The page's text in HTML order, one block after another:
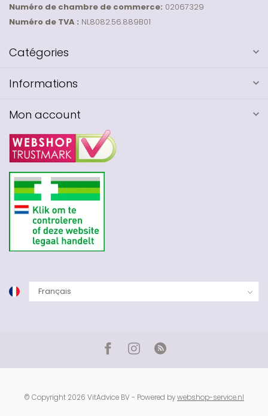
Numéro de chambre de commerce: 02067329
Numéro de TVA : NL8082.56.889B01
Catégories
Informations
Mon account
© Copyright 2026 VitAdvice BV - Powered bywebshop-service.nl